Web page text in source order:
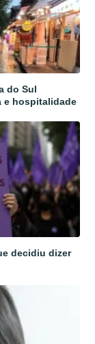
do Sul
e hospitalidade
decidiu dizer